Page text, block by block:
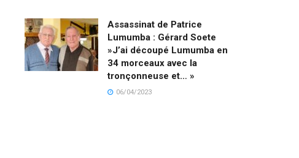
Assassinat de Patrice
Lumumba : Gérard Soete
»J’ai découpé Lumumba en
34 morceaux avec la
tronçonneuse et… »
06/04/2023